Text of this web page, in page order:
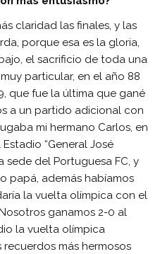
claridad las finales, y las
porque esa es la gloria,
el sacrificio de toda una
particular, en el año 88
que fue la última que gané
a un partido adicional con
mi hermano Carlos, en
“General José
sede del Portuguesa FC, y
papá, además habíamos
la vuelta olímpica con el
ganamos 2-0 al
la vuelta olímpica
más hermosos